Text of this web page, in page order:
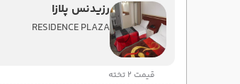
رزیدنس پلازا
RESIDENCE PLAZA
قیمت 2 تخته